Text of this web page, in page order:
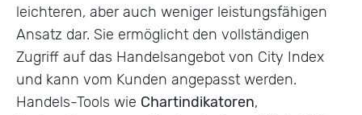
leichteren, aber auch weniger leistungsfähigen
Ansatz dar. Sie ermöglicht den vollständigen
Zugriff auf das Handelsangebot von City Index
und kann vom Kunden angepasst werden.
Handels-Tools wie Chartindikatoren,